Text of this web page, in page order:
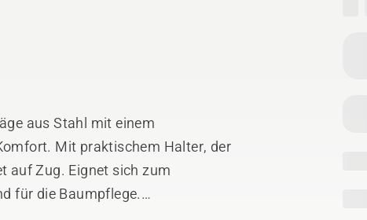
aus Stahl mit einem
Mit praktischem Halter, der
auf Zug. Eignet sich zum
für die Baumpflege.